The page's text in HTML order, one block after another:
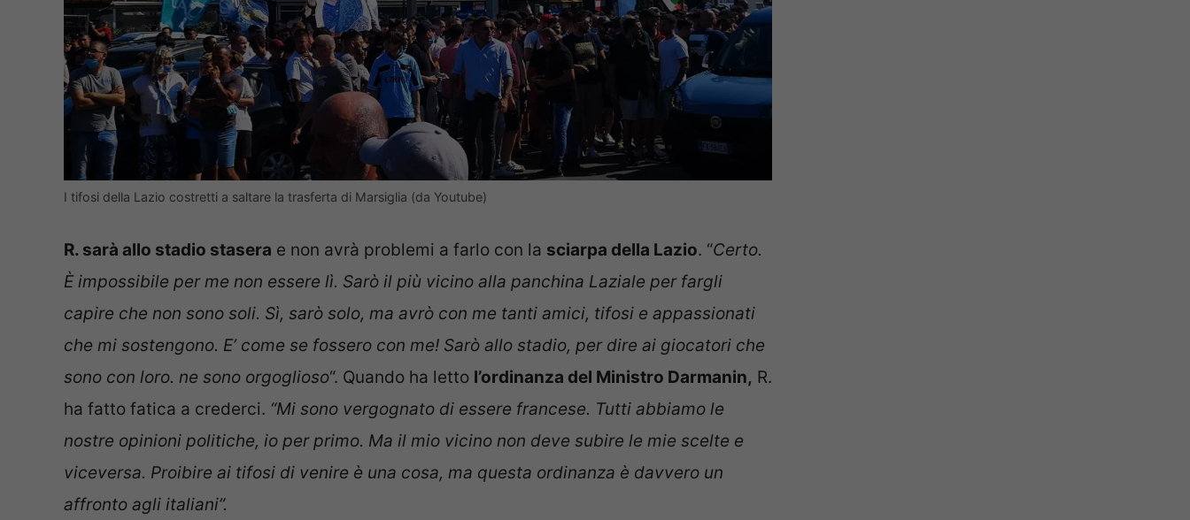
I tifosi della Lazio costretti a saltare la trasferta di Marsiglia (da Youtube)
R. sarà allo stadio stasera e non avrà problemi a farlo con la sciarpa della Lazio. “Certo.
È impossibile per me non essere lì. Sarò il più vicino alla panchina Laziale per fargli
capire che non sono soli. Sì, sarò solo, ma avrò con me tanti amici, tifosi e appassionati
che mi sostengono. E’ come se fossero con me! Sarò allo stadio, per dire ai giocatori che
sono con loro. ne sono orgoglioso“. Quando ha letto l’ordinanza del Ministro Darmanin, R.
ha fatto fatica a crederci. “Mi sono vergognato di essere francese. Tutti abbiamo le
nostre opinioni politiche, io per primo. Ma il mio vicino non deve subire le mie scelte e
viceversa. Proibire ai tifosi di venire è una cosa, ma questa ordinanza è davvero un
affronto agli italiani”.